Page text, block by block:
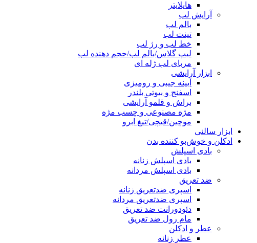
هایلایتر
آرایش لب
بالم لب
تینت لب
خط لب و رژ لب
لیپ گلاس/بالم لب/حجم دهنده لب
مربای لب ژله ای
ابزار آرایشی
آیینه جیبی و رومیزی
اسفنج و بیوتی بلندر
براش و قلمو آرایشی
مژه مصنوعی و چسب مژه
موچین/قیچی/تیغ ابرو
ابزار سالنی
ادکلن و خوش‌بو کننده بدن
بادی اسپلش
بادی اسپلش زنانه
بادی اسپلش مردانه
ضد تعریق
اسپری ضدتعریق زنانه
اسپری ضدتعریق مردانه
دئودورانت ضد تعریق
مام رول ضد تعریق
عطر و ادکلن
عطر زنانه